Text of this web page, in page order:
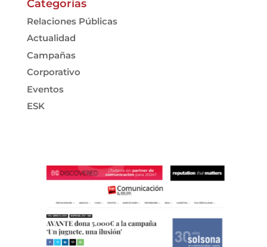
Categorías
Relaciones Públicas
Actualidad
Campañas
Corporativo
Eventos
ESK